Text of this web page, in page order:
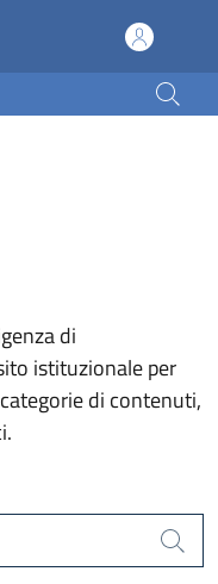
di
di
istituzionale per
di contenuti,
Cerca